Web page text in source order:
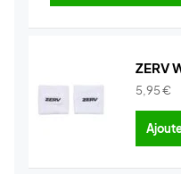
ZERV
5,95€